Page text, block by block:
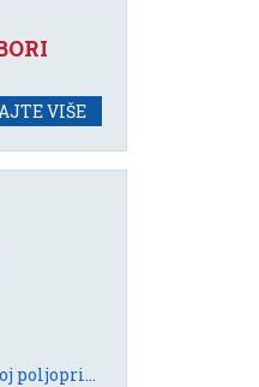
VIŠE
04/08/2026: Javni poziv za raspodjelu budžetskih sredstava namijenjenih za mjere podsticaja za razvoj poljoprivrede za 2026. godinu